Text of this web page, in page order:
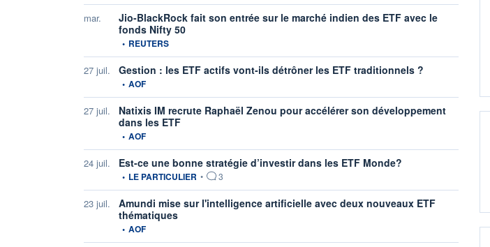
mar.
Jio-BlackRock fait son entrée sur le marché indien des ETF avec le
fonds Nifty 50
information fournie par
• REUTERS
27 juil. Gestion : les ETF actifs vont-ils détrôner les ETF traditionnels ?
information fournie par
• AOF
27 juil.
Natixis IM recrute Raphaël Zenou pour accélérer son développement
dans les ETF
information fournie par
• AOF
24 juil. Est-ce une bonne stratégie d’investir dans les ETF Monde?
information fournie par
• LE PARTICULIER • 3
23 juil.
Amundi mise sur l'intelligence artificielle avec deux nouveaux ETF
thématiques
information fournie par
• AOF